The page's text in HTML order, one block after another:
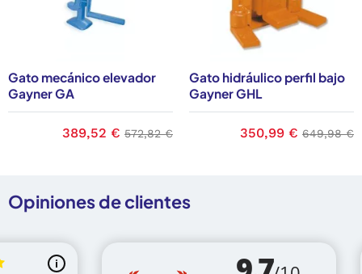
Gato mecánico elevador
Gayner GA
Precio
389,52 € Precio base
572,82 €
Gato hidráulico perfil bajo
Gayner GHL
Precio
350,99 € Precio
649,98 €
Opiniones de clientes